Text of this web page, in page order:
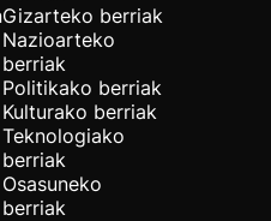
Gizarteko berriak
Nazioarteko
berriak
Politikako berriak
Kulturako berriak
Teknologiako
berriak
Osasuneko
berriak